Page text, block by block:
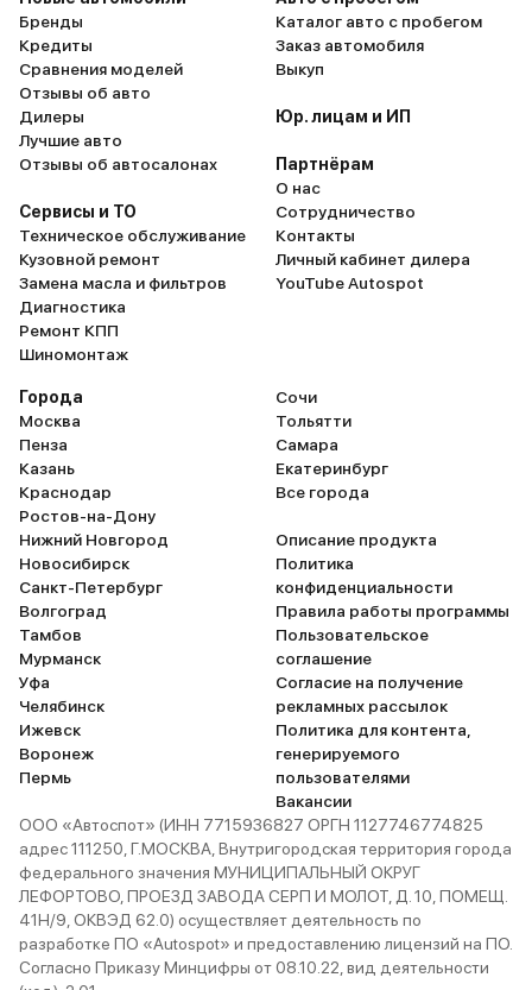
Бренды
Кредиты
Сравнения моделей
Отзывы об авто
Дилеры
Лучшие авто
Отзывы об автосалонах
Сервисы и ТО
Техническое обслуживание
Кузовной ремонт
Замена масла и фильтров
Диагностика
Ремонт КПП
Шиномонтаж
Каталог авто с пробегом
Заказ автомобиля
Выкуп
Юр. лицам и ИП
Партнёрам
О нас
Сотрудничество
Контакты
Личный кабинет дилера
YouTube Autospot
Города
Москва
Пенза
Казань
Краснодар
Ростов-на-Дону
Нижний Новгород
Новосибирск
Санкт-Петербург
Волгоград
Тамбов
Мурманск
Уфа
Челябинск
Ижевск
Воронеж
Пермь
Сочи
Тольятти
Самара
Екатеринбург
Все города
Описание продукта
Политика
конфиденциальности
Правила работы программы
Пользовательское
соглашение
Согласие на получение
рекламных рассылок
Политика для контента,
генерируемого
пользователями
Вакансии
ООО «Автоспот» (ИНН 7715936827 ОРГН 1127746774825
адрес 111250, Г.МОСКВА, Внутригородская территория города
федерального значения МУНИЦИПАЛЬНЫЙ ОКРУГ
ЛЕФОРТОВО, ПРОЕЗД ЗАВОДА СЕРП И МОЛОТ, Д. 10, ПОМЕЩ.
41Н/9, ОКВЭД 62.0) осуществляет деятельность по
разработке ПО «Autospot» и предоставлению лицензий на ПО.
Согласно Приказу Минцифры от 08.10.22, вид деятельности